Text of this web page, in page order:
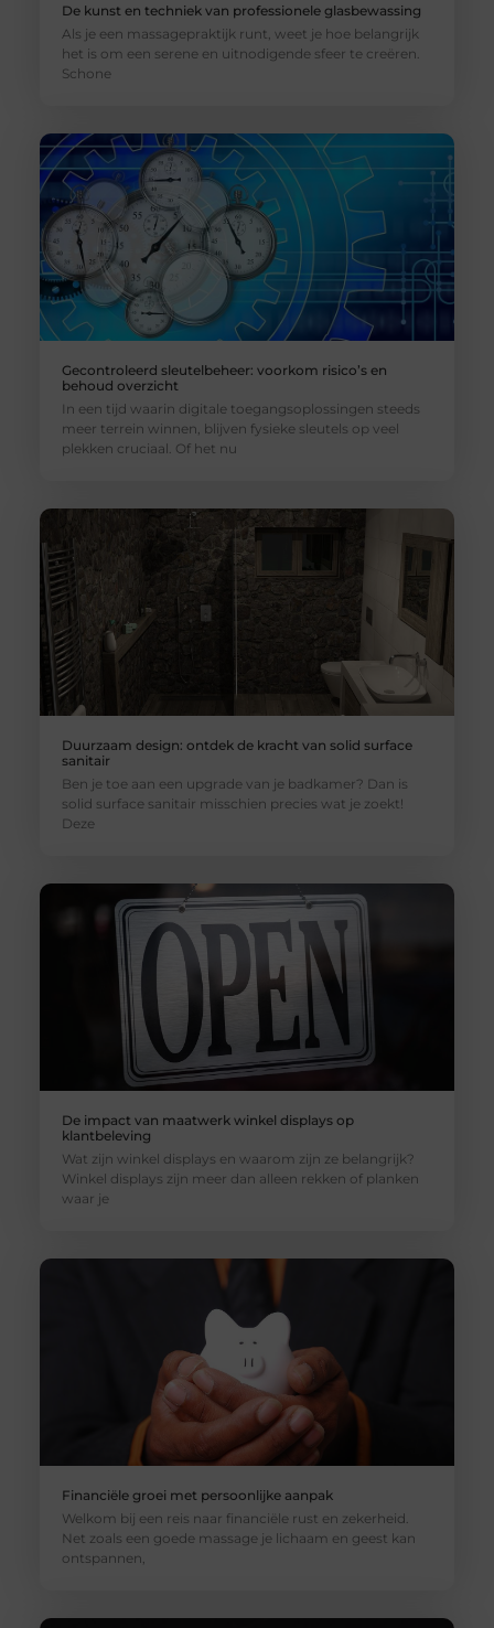
De kunst en techniek van professionele glasbewassing
Als je een massagepraktijk runt, weet je hoe belangrijk
het is om een serene en uitnodigende sfeer te creëren.
Schone
Gecontroleerd sleutelbeheer: voorkom risico’s en
behoud overzicht
In een tijd waarin digitale toegangsoplossingen steeds
meer terrein winnen, blijven fysieke sleutels op veel
plekken cruciaal. Of het nu
Duurzaam design: ontdek de kracht van solid surface
sanitair
Ben je toe aan een upgrade van je badkamer? Dan is
solid surface sanitair misschien precies wat je zoekt!
Deze
De impact van maatwerk winkel displays op
klantbeleving
Wat zijn winkel displays en waarom zijn ze belangrijk?
Winkel displays zijn meer dan alleen rekken of planken
waar je
Financiële groei met persoonlijke aanpak
Welkom bij een reis naar financiële rust en zekerheid.
Net zoals een goede massage je lichaam en geest kan
ontspannen,